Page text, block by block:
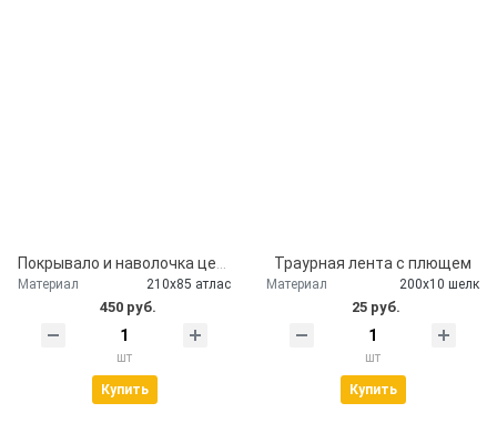
Покрывало и наволочка церковное атлас
Материал 210х85 атлас
450 руб.
шт
Купить
Траурная лента с плющем
Материал 200х10 шелк
25 руб.
шт
Купить